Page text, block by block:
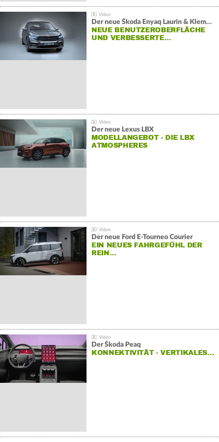
Der neue Škoda Enyaq Laurin & Klement
NEUE BENUTZEROBERFLÄCHE
UND VERBESSERTE…
Der neue Lexus LBX
MODELLANGEBOT - DIE LBX
ATMOSPHERES
Der neue Ford E-Tourneo Courier
EIN NEUES FAHRGEFÜHL DER
REIN…
Der Škoda Peaq
KONNEKTIVITÄT - VERTIKALES…